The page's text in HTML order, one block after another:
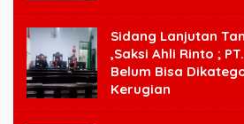
Sidang Lanjutan
,Saksi Ahli Rinto ;
Belum Bisa
Kerugian